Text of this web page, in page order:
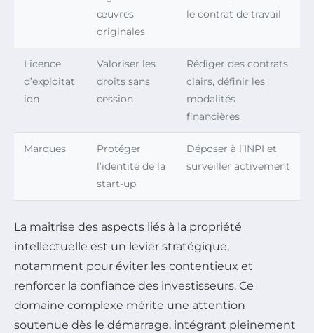
œuvres
originales
le contrat de travail
Licence
d’exploitat
ion
Valoriser les
droits sans
cession
Rédiger des contrats
clairs, définir les
modalités
financières
Marques
Protéger
l’identité de la
start-up
Déposer à l’INPI et
surveiller activement
La maîtrise des aspects liés à la propriété
intellectuelle est un levier stratégique,
notamment pour éviter les contentieux et
renforcer la confiance des investisseurs. Ce
domaine complexe mérite une attention
soutenue dès le démarrage, intégrant pleinement